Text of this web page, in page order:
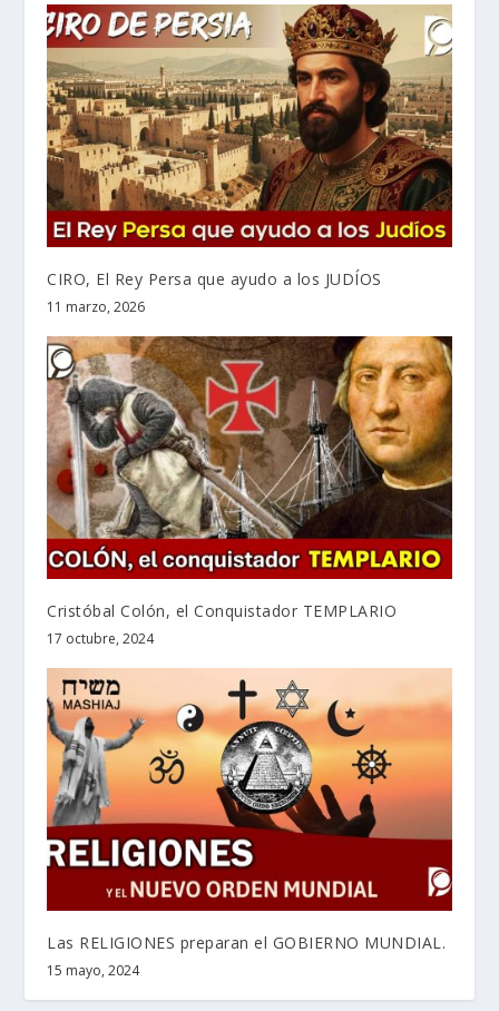
CIRO, El Rey Persa que ayudo a los JUDÍOS
11 marzo, 2026
Cristóbal Colón, el Conquistador TEMPLARIO
17 octubre, 2024
Las RELIGIONES preparan el GOBIERNO MUNDIAL.
15 mayo, 2024